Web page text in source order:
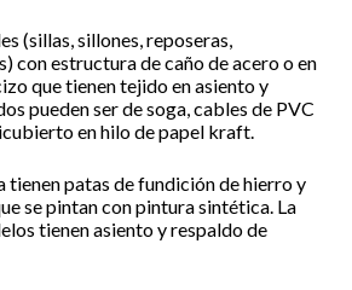
(sillas, sillones, reposeras,
con estructura de caño de acero o en
que tienen tejido en asiento y
pueden ser de soga, cables de PVC
en hilo de papel kraft.
tienen patas de fundición de hierro y
se pintan con pintura sintética. La
tienen asiento y respaldo de